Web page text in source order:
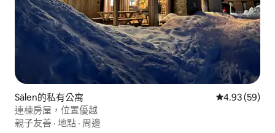
Sälen的私有公寓 從 59 則評價
4.93 (59)
連棟房屋，位置優越
親子友善 · 地點 · 周邊